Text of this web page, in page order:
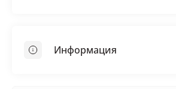
Самовыравнивающая смесь
Информация